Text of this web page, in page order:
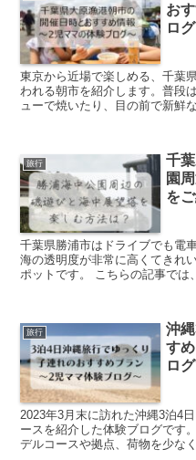
お
ロ
東京から近場で楽しめる、千葉
われる朝市を紹介します。普段
ューで焼いたり、目の前で新鮮
旅行
千
園
を
千葉県勝浦市はドライブでも電
海の透明度が非常に高くてきれ
ポットです。 こちらの記事では
旅行
沖
す
ロ
2023年3月末に訪れた沖縄3泊4
ースを紹介した体験ブログです
デルコースや拠点、荷物を少な